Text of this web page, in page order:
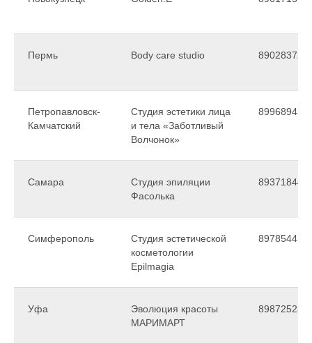
Пермь Body care studio
Петропавловск-
Камчатский
Студия эстетики лица
и тела «Заботливый
Волчонок»
Самара
Студия эпиляции
Фасолька
Симферополь
Студия эстетической
косметологии
Epilmagia
Уфа
Эволюция красоты
МАРИМАРТ